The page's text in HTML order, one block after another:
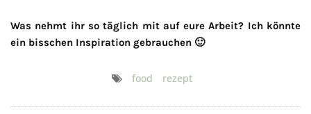
Was nehmt ihr so täglich mit auf eure Arbeit? Ich könnte
ein bisschen Inspiration gebrauchen 🙂
food rezept